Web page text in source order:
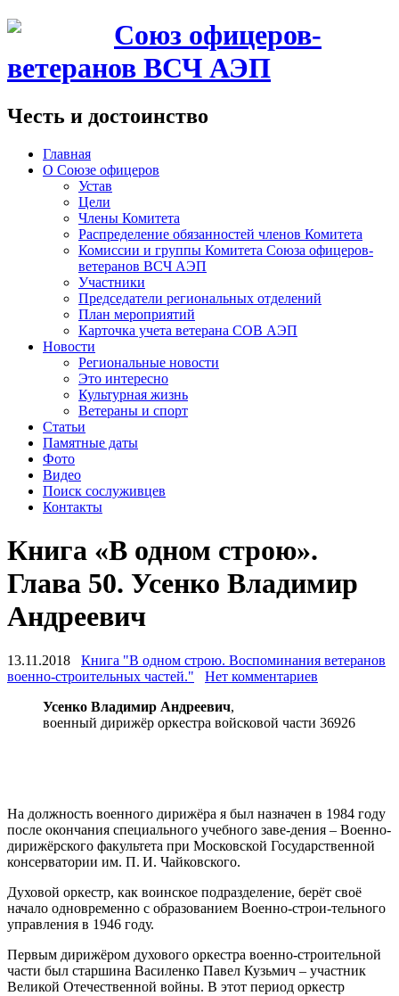
Союз офицеров-
ветеранов ВСЧ АЭП
Честь и достоинство
Главная
О Союзе офицеров
Устав
Цели
Члены Комитета
Распределение обязанностей членов Комитета
Комиссии и группы Комитета Союза офицеров-
ветеранов ВСЧ АЭП
Участники
Председатели региональных отделений
План мероприятий
Карточка учета ветерана CОВ АЭП
Новости
Региональные новости
Это интересно
Культурная жизнь
Ветераны и спорт
Статьи
Памятные даты
Фото
Видео
Поиск сослуживцев
Контакты
Книга «В одном строю».
Глава 50. Усенко Владимир
Андреевич
13.11.2018
Книга "В одном строю. Воспоминания ветеранов
военно-строительных частей."
Нет комментариев
Усенко Владимир Андреевич,
военный дирижёр оркестра войсковой части 36926
На должность военного дирижёра я был назначен в 1984 году
после окончания специального учебного заве-дения – Военно-
дирижёрского факультета при Московской Государственной
консерватории им. П. И. Чайковского.
Духовой оркестр, как воинское подразделение, берёт своё
начало одновременно с образованием Военно-строи-тельного
управления в 1946 году.
Первым дирижёром духового оркестра военно-строительной
части был старшина Василенко Павел Кузьмич – участник
Великой Отечественной войны. В этот период оркестр